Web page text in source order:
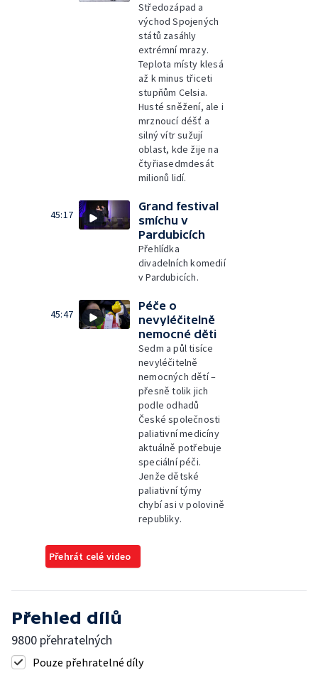
Středozápad a
východ Spojených
států zasáhly
extrémní mrazy.
Teplota místy klesá
až k minus třiceti
stupňům Celsia.
Husté sněžení, ale i
mrznoucí déšť a
silný vítr sužují
oblast, kde žije na
čtyřiasedmdesát
milionů lidí.
45:17
Grand festival
smíchu v
Pardubicích
Přehlídka
divadelních komedií
v Pardubicích.
45:47
Péče o
nevyléčitelně
nemocné děti
Sedm a půl tisíce
nevyléčitelně
nemocných dětí –
přesně tolik jich
podle odhadů
České společnosti
paliativní medicíny
aktuálně potřebuje
speciální péči.
Jenže dětské
paliativní týmy
chybí asi v polovině
republiky.
Přehrát celé video
Přehled dílů
9800 přehratelných
Pouze přehratelné díly